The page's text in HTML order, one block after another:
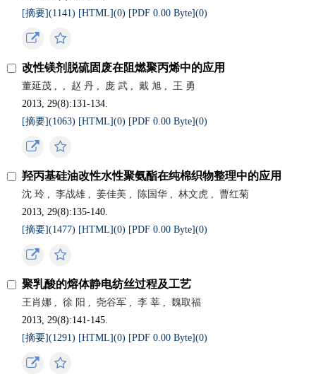
[摘要](1141) [HTML](0) [PDF 0.00 Byte](0)
改性镁剂脱硫固废在阻燃聚丙烯中的应用
董延茂 , , 赵 丹 , 庞 武 , 戴 旭 ,
王 勇
2013, 29(8):131-134.
[摘要](1063) [HTML](0) [PDF 0.00 Byte](0)
羟丙基硅油改性水性聚氨酯在纯棉织物整理中的应用
沈 玲 , 李战雄 , 姜佳美 , 陈国华 , 林文虎 ,
曹红菊
2013, 29(8):135-140.
[摘要](1477) [HTML](0) [PDF 0.00 Byte](0)
聚乳酸的熔体静电纺丝过程及工艺
王肖娜 , 徐 阳 , 尧谷军 , 李 莘 ,
魏取福
2013, 29(8):141-145.
[摘要](1291) [HTML](0) [PDF 0.00 Byte](0)